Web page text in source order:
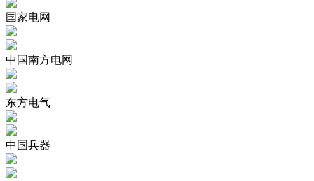
国家电网
中国南方电网
东方电气
中国兵器